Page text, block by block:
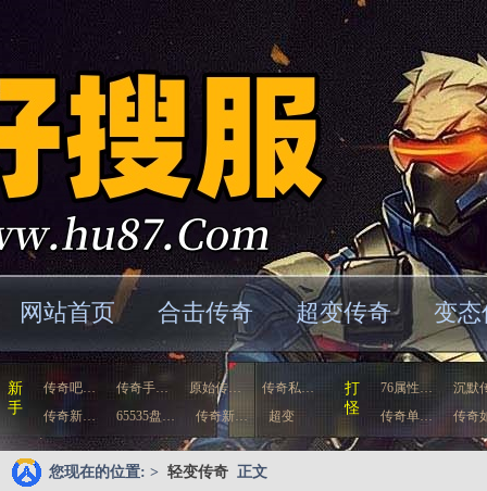
网站首页 合击传奇 超变传奇 变
新
手
传奇吧… 传奇手… 原始传…
传奇私…
传奇新…
65535盘… 传奇新…
超变
态…
打
怪
76属性…
沉默
传奇单…
传奇
歌…
您现在的位置: > 轻变传奇 正文